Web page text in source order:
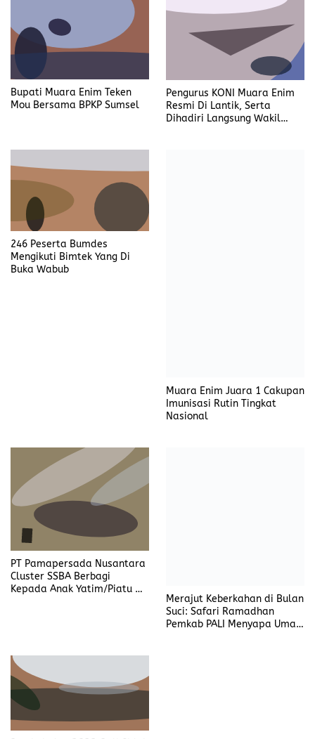
Bupati Muara Enim Teken
Mou Bersama BPKP Sumsel
Pengurus KONI Muara Enim
Resmi Di Lantik, Serta
Dihadiri Langsung Wakil
246 Peserta Bumdes
Mengikuti Bimtek Yang Di
Buka Wabub
Muara Enim Juara 1 Cakupan
Imunisasi Rutin Tingkat
Nasional
PT Pamapersada Nusantara
Cluster SSBA Berbagi
Kepada Anak Yatim/Piatu Di
Merajut Keberkahan di Bulan
Suci: Safari Ramadhan
Pemkab PALI Menyapa Umat